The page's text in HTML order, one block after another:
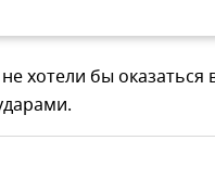
хотели бы оказаться